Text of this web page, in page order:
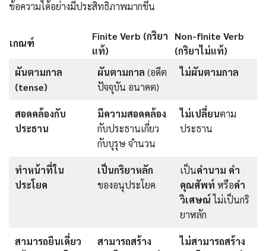
ข้อความได้อย่างมีประสิทธิภาพมากขึ้น
เกณฑ์
Finite Verb (กริยา
แท้)
Non-finite Verb
(กริยาไม่แท้)
ผันตามกาล
(tense)
ผันตามกาล (อดีต
ปัจจุบัน อนาคต)
ไม่ผันตามกาล
สอดคล้องกับ
ประธาน
มีความสอดคล้อง
กับประธานเกี่ยว
กับบุรุษ จำนวน
ไม่เปลี่ยนตาม
ประธาน
ทำหน้าที่ใน
ประโยค
เป็นกริยาหลัก
ของอนุประโยค
เป็นคำนาม คำ
คุณศัพท์ หรือคำ
วิเศษณ์ไม่เป็นกริ
ยาหลัก
สามารถยืนเดี่ยว
สามารถสร้าง
ไม่สามารถสร้าง